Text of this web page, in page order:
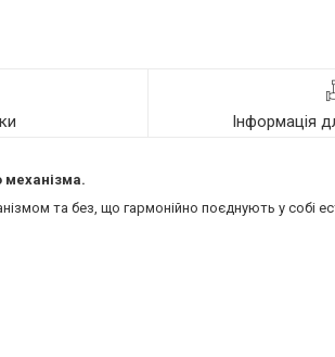
Інформація
механізма.
та без, що гармонійно поєднують у собі